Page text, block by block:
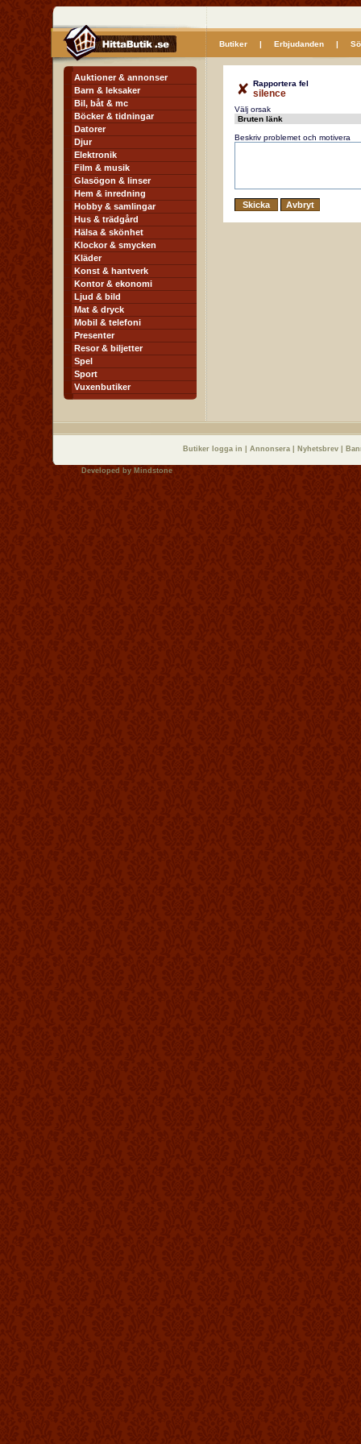
Butiker| Erbjudanden|
Auktioner & annonser
Barn & leksaker
Bil, båt & mc
Böcker & tidningar
Datorer
Djur
Elektronik
Film & musik
Glasögon & linser
Hem & inredning
Hobby & samlingar
Hus & trädgård
Hälsa & skönhet
Klockor & smycken
Kläder
Konst & hantverk
Kontor & ekonomi
Ljud & bild
Mat & dryck
Mobil & telefoni
Presenter
Resor & biljetter
Spel
Sport
Vuxenbutiker
Rapportera fel
silence
Välj orsak
Beskriv problemet och motivera
Butiker logga in Annonsera Nyhetsbrev
Developed by Mindstone